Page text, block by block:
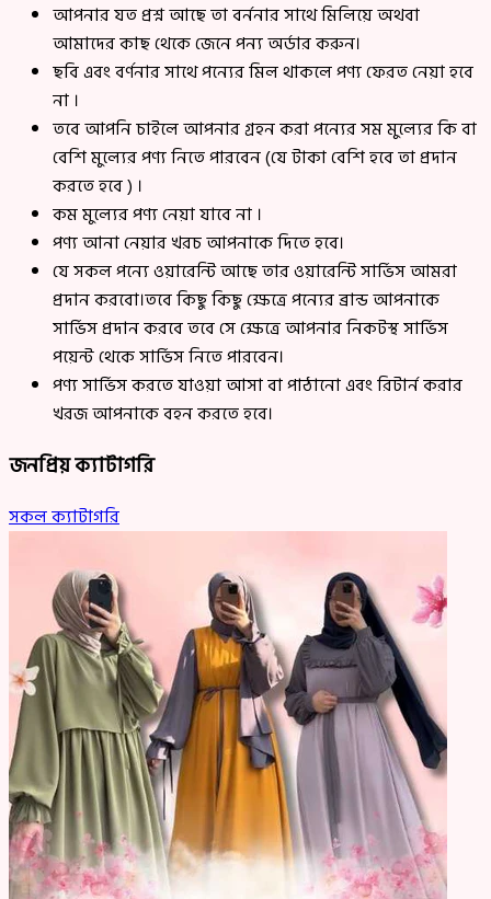
আপনার যত প্রশ্ন আছে তা বর্ননার সাথে মিলিয়ে অথবা
আমাদের কাছ থেকে জেনে পন্য অর্ডার করুন।
ছবি এবং বর্ণনার সাথে পন্যের মিল থাকলে পণ্য ফেরত নেয়া হবে
না ।
তবে আপনি চাইলে আপনার গ্রহন করা পন্যের সম মুল্যের কি বা
বেশি মুল্যের পণ্য নিতে পারবেন (যে টাকা বেশি হবে তা প্রদান
করতে হবে ) ।
কম মুল্যের পণ্য নেয়া যাবে না ।
পণ্য আনা নেয়ার খরচ আপনাকে দিতে হবে।
যে সকল পন্যে ওয়ারেন্টি আছে তার ওয়ারেন্টি সার্ভিস আমরা
প্রদান করবো।তবে কিছু কিছু ক্ষেত্রে পন্যের ব্রান্ড আপনাকে
সার্ভিস প্রদান করবে তবে সে ক্ষেত্রে আপনার নিকটস্থ সার্ভিস
পয়েন্ট থেকে সার্ভিস নিতে পারবেন।
পণ্য সার্ভিস করতে যাওয়া আসা বা পাঠানো এবং রিটার্ন করার
খরজ আপনাকে বহন করতে হবে।
জনপ্রিয় ক্যাটাগরি
সকল ক্যাটাগরি